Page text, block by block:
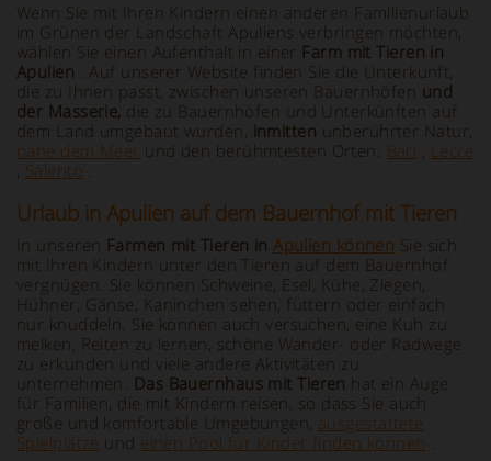
Wenn Sie mit Ihren Kindern einen anderen Familienurlaub
im Grünen der Landschaft Apuliens verbringen möchten,
wählen Sie einen Aufenthalt in einer Farm mit Tieren in
Apulien . Auf unserer Website finden Sie die Unterkunft,
die zu Ihnen passt, zwischen unseren Bauernhöfen und
der Masserie, die zu Bauernhöfen und Unterkünften auf
dem Land umgebaut wurden, inmitten unberührter Natur,
nahe dem Meer und den berühmtesten Orten: Bari , Lecce
, Salento .
Urlaub in Apulien auf dem Bauernhof mit Tieren
In unseren Farmen mit Tieren inApulien können Sie sich
mit Ihren Kindern unter den Tieren auf dem Bauernhof
vergnügen. Sie können Schweine, Esel, Kühe, Ziegen,
Hühner, Gänse, Kaninchen sehen, füttern oder einfach
nur knuddeln. Sie können auch versuchen, eine Kuh zu
melken, Reiten zu lernen, schöne Wander- oder Radwege
zu erkunden und viele andere Aktivitäten zu
unternehmen. Das Bauernhaus mit Tieren hat ein Auge
für Familien, die mit Kindern reisen, so dass Sie auch
große und komfortable Umgebungen, ausgestattete
Spielplätze und einen Pool für Kinder finden können .